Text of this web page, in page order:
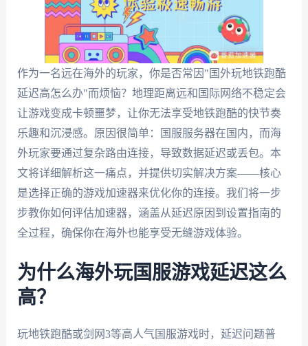
作为一名远在海外的玩家，你是否常因"国外玩地铁跑酷
延迟高怎么办"而烦恼？地理距离远和国际网络不稳定会
让游戏变成卡顿噩梦，让你无法享受地铁跑酷的快节奏
乐趣和沉浸感。原因很简单：国服服务器在国内，而海
外玩家要通过复杂路由连接，导致数据延迟或丢包。本
文将详细解析这一痛点，并提供切实解决方案——核心
是选择正确的游戏加速器来优化你的连接。我们将一步
步教你如何评估加速器，涵盖从延迟原因到设置指南的
全过程，确保你在海外也能享受无缝游戏体验。
为什么海外玩国服游戏延迟这么
高？
玩地铁跑酷或剑网3等高人气国服游戏时，延迟问题普